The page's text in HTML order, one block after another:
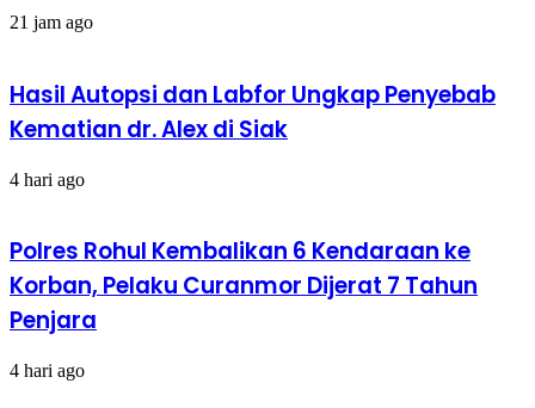
21 jam ago
Hasil Autopsi dan Labfor Ungkap Penyebab
Kematian dr. Alex di Siak
4 hari ago
Polres Rohul Kembalikan 6 Kendaraan ke
Korban, Pelaku Curanmor Dijerat 7 Tahun
Penjara
4 hari ago